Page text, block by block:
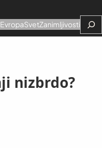
EvropaSvetZanimljivostiSearch
nizbrdo?